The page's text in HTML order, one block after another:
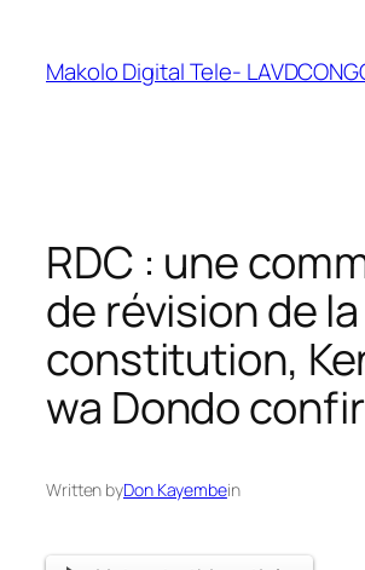
Makolo Digital Tele-
RDC : une
de révision de la
constitution,
wa Dondo
Written byDon Kayembein